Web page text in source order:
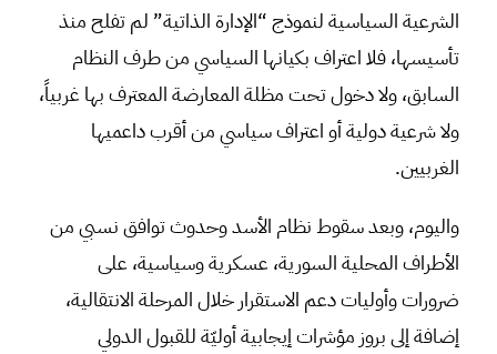
الشرعية السياسية لنموذج “الإدارة الذاتية” لم تفلح منذ
تأسيسها، فلا اعتراف بكيانها السياسي من طرف النظام
السابق، ولا دخول تحت مظلة المعارضة المعترف بها غربياً،
ولا شرعية دولية أو اعتراف سياسي من أقرب داعميها
الغربيين.
واليوم، وبعد سقوط نظام الأسد وحدوث توافق نسبي من
الأطراف المحلية السورية، عسكرية وسياسية، على
ضرورات وأوليات دعم الاستقرار خلال المرحلة الانتقالية،
إضافة إلى بروز مؤشرات إيجابية أوليّة للقبول الدولي